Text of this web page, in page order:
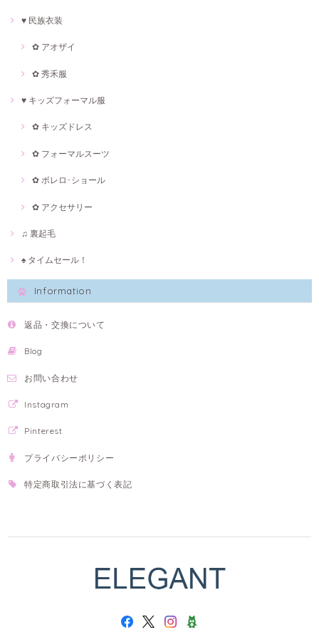
♥ 民族衣装
✿ アオザイ
✿ 秀禾服
♥ キッズフォーマル服
✿ キッズドレス
✿ フォーマルスーツ
✿ ボレロ･ショール
✿ アクセサリー
♫ 裏起毛
♠ タイムセール！
Information
返品・交換について
Blog
お問い合わせ
Instagram
Pinterest
プライバシーポリシー
特定商取引法に基づく表記